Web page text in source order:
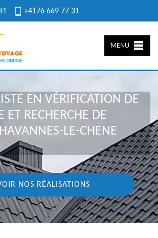
+4176 669 77 31
MENU
EN VÉRIFICATION DE
ET RECHERCHE DE
LE-CHENE
NOS RÉALISATIONS